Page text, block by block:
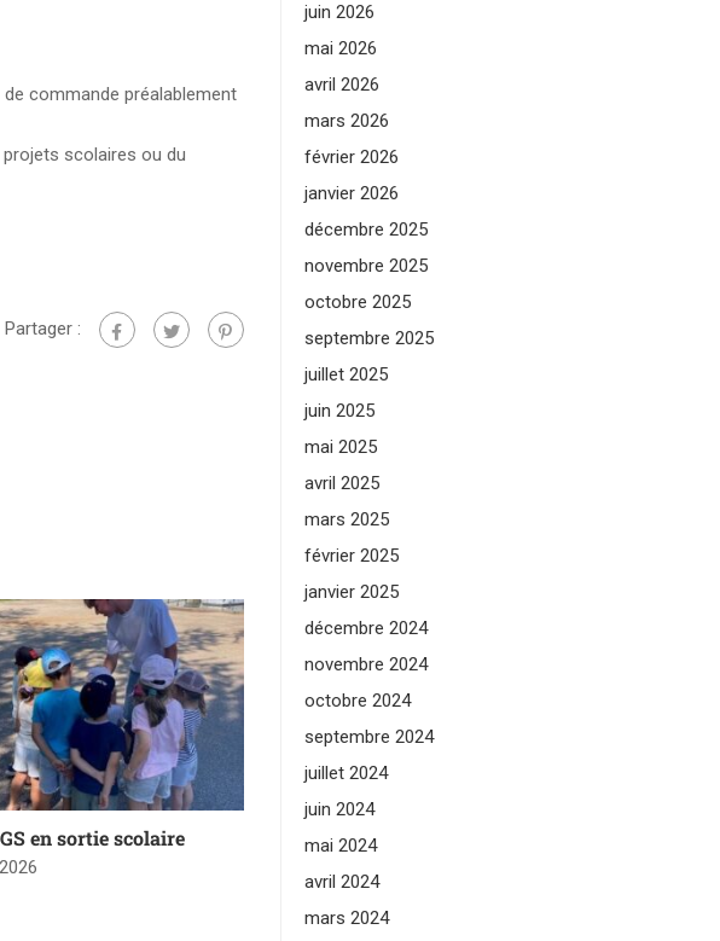
de commande préalablement
projets scolaires ou du
Partager :
en sortie scolaire
juin 2026
mai 2026
avril 2026
mars 2026
février 2026
janvier 2026
décembre 2025
novembre 2025
octobre 2025
septembre 2025
juillet 2025
juin 2025
mai 2025
avril 2025
mars 2025
février 2025
janvier 2025
décembre 2024
novembre 2024
octobre 2024
septembre 2024
juillet 2024
juin 2024
mai 2024
avril 2024
mars 2024